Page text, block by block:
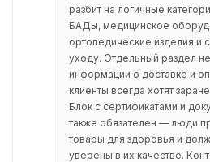
разбит на логичные
БАДы, медицинское
ортопедические изделия и
уходу. Отдельный раздел
информации о доставке и
клиенты всегда хотят
Блок с сертификатами и
также обязателен — люди
товары для здоровья и
уверены в их качестве.